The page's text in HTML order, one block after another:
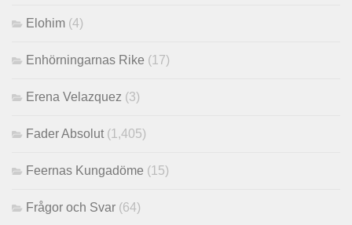
Elohim (4)
Enhörningarnas Rike (17)
Erena Velazquez (3)
Fader Absolut (1,405)
Feernas Kungadöme (15)
Frågor och Svar (64)